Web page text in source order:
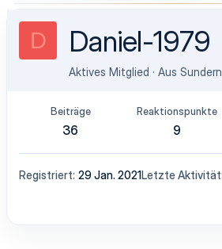
D Daniel-1979
Aktives Mitglied · Aus Sundern
Beiträge
36
Reaktionspunkte
9
Registriert 29 Jan. 2021Letzte Aktivität